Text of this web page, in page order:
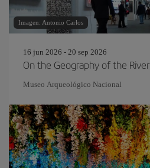
Imagen: Antonio Carlos
16 jun 2026 - 20 sep 2026
On the Geography of the River
Museo Arqueológico Nacional